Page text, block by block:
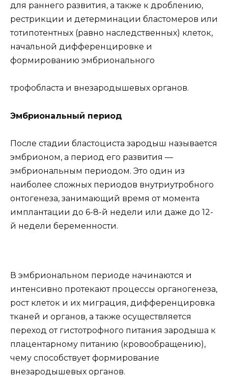
для раннего развития, а также к дроблению,
рестрикции и детерминации бластомеров или
тотипотентных (равно наследственных) клеток,
начальной дифференцировке и
формированию эмбрионального
трофобласта и внезародышевых органов.
Эмбриональный период
После стадии бластоциста зародыш называется
эмбрионом, а период его развития —
эмбриональным периодом. Это один из
наиболее сложных периодов внутриутробного
онтогенеза, занимающий время от момента
имплантации до 6-8-й недели или даже до 12-
й недели беременности.
В эмбриональном периоде начинаются и
интенсивно протекают процессы органогенеза,
рост клеток и их миграция, дифференцировка
тканей и органов, а также осуществляется
переход от гистотрофного питания зародыша к
плацентарному питанию (кровообращению),
чему способствует формирование
внезародышевых органов.